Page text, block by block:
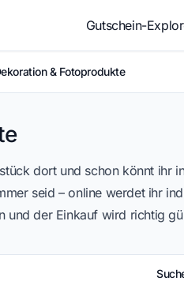
Gutschein-
& Fotoprodukte
& Fotoprodukte
dort und schon könnt
seid – online werdet ihr
und der Einkauf wird richtig